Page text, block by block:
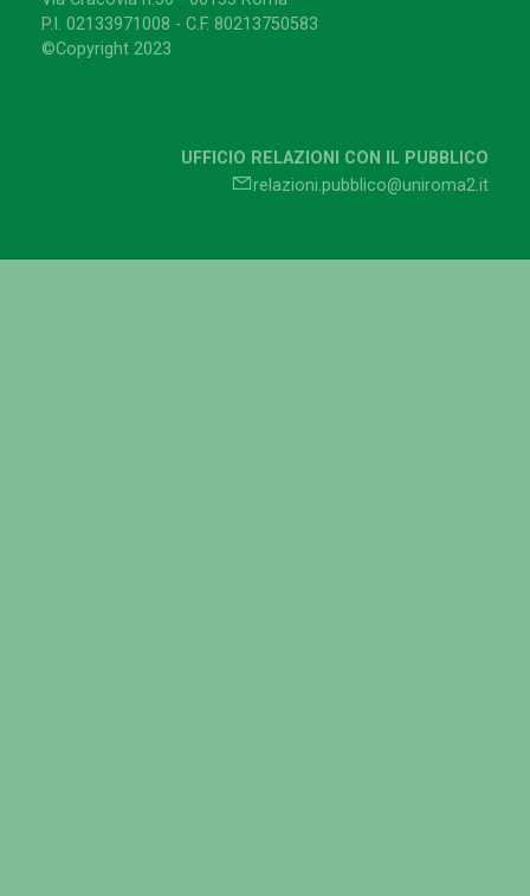
P.I. 02133971008 - C.F. 80213750583
©Copyright 2023
UFFICIO RELAZIONI CON IL PUBBLICO
relazioni.pubblico@uniroma2.it